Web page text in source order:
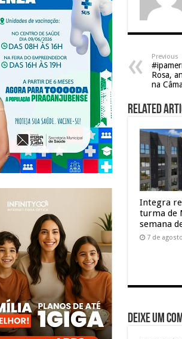
Previous
Rosa,
na
Related
Integra
turma de
semana
7 de
Deixe um